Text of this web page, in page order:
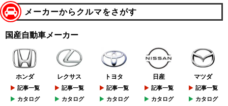
メーカーからクルマをさがす
国産自動車メーカー
ホンダ
記事一覧
カタログ
レクサス
記事一覧
カタログ
トヨタ
記事一覧
カタログ
日産
記事一覧
カタログ
マツダ
記事一覧
カタログ